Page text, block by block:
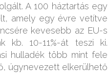
A 100 háztartás egy
amely egy évre vetítve
kevesebb az EU-s
kb. 10-11%-át teszi ki.
hulladék több mint fele
úgynevezett elkerülhető